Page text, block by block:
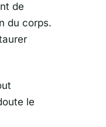
de
du corps.
le